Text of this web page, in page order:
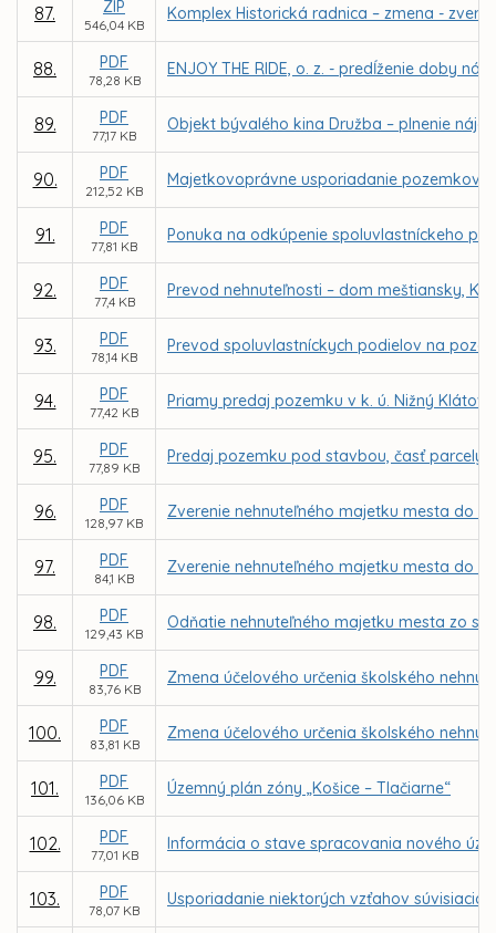
87. ZIP
546,04 KB
Komplex Historická radnica – zmena -
88. PDF
78,28 KB
ENJOY THE RIDE, o. z. - predĺženie doby
89. PDF
77,17 KB
Objekt bývalého kina Družba – plnenie
90. PDF
212,52 KB
Majetkovoprávne usporiadanie pozemkov
91. PDF
77,81 KB
Ponuka na odkúpenie spoluvlastníckeho
92. PDF
77,4 KB
Prevod nehnuteľnosti – dom meštiansky,
93. PDF
78,14 KB
Prevod spoluvlastníckych podielov na
94. PDF
77,42 KB
Priamy predaj pozemku v k. ú. Nižný Klátov
95. PDF
77,89 KB
Predaj pozemku pod stavbou, časť parcely
96. PDF
128,97 KB
Zverenie nehnuteľného majetku mesta do
97. PDF
84,1 KB
Zverenie nehnuteľného majetku mesta do
98. PDF
129,43 KB
Odňatie nehnuteľného majetku mesta zo
99. PDF
83,76 KB
Zmena účelového určenia školského
100. PDF
83,81 KB
Zmena účelového určenia školského
101. PDF
136,06 KB
Územný plán zóny „Košice – Tlačiarne“
102. PDF
77,01 KB
Informácia o stave spracovania nového
103. PDF
78,07 KB
Usporiadanie niektorých vzťahov